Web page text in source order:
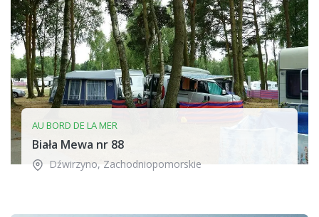
AU BORD DE LA MER
Biała Mewa nr 88
Dźwirzyno, Zachodniopomorskie